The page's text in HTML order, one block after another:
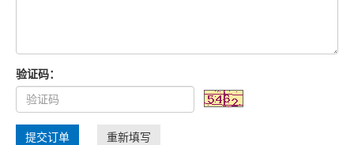
验证码：
提交订单 重新填写